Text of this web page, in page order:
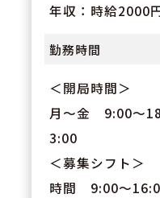
年収：時給2000
勤務時間
＜開局時間＞
月～金 9:00～
3:00
＜募集シフト＞
時間 9:00～